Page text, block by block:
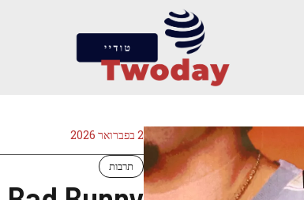
2 בפברואר 2026
תרבות